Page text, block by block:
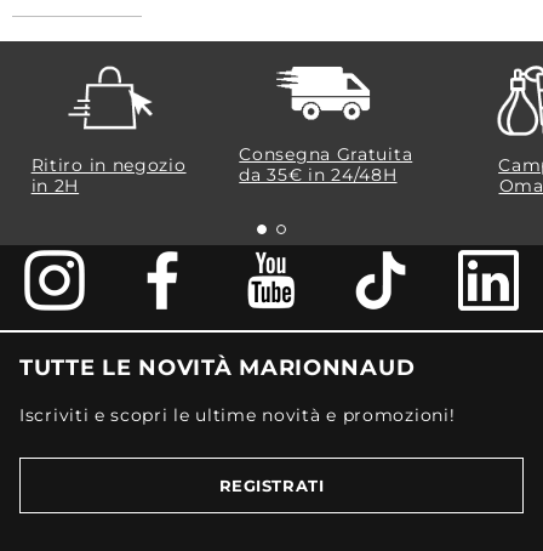
Ritiro in negozio
in 2H
Consegna Gratuita
da 35€​ in 24/48H
TUTTE LE NOVITÀ MARIONNAUD
Iscriviti e scopri le ultime novità e promozioni!
REGISTRATI